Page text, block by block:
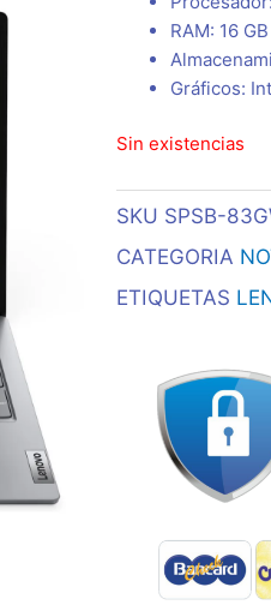
RAM: 16
Gráficos:
Sin existencias
SKU SPSB-
CATEGORIA
ETIQUETAS